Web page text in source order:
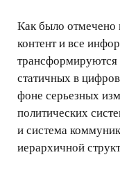
Как было отмечено
контент и все
трансформируются
статичных в
фоне серьезных
политических
и система
иерархичной